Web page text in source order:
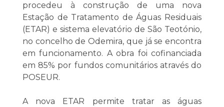
procedeu à construção de uma nova
Estação de Tratamento de Águas Residuais
(ETAR) e sistema elevatório de São Teotónio,
no concelho de Odemira, que já se encontra
em funcionamento. A obra foi cofinanciada
em 85% por fundos comunitários através do
POSEUR.
A nova ETAR permite tratar as águas